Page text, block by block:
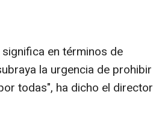
en términos de
la urgencia de prohibir
todas", ha dicho el director